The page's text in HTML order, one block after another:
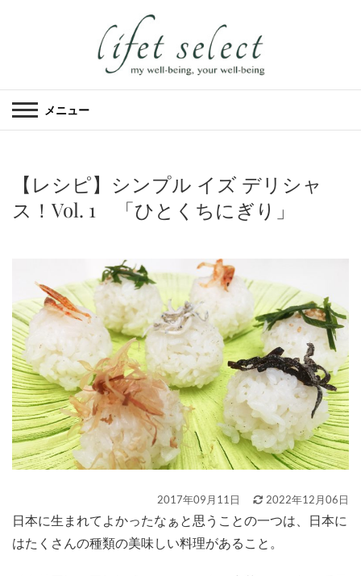
メニュー
【レシピ】シンプル イズ デリシャ
ス！Vol. 1 「ひとくちにぎり」
2017年09月11日 2022年12月06日
日本に生まれてよかったなぁと思うことの一つは、日本に
はたくさんの種類の美味しい料理があること。